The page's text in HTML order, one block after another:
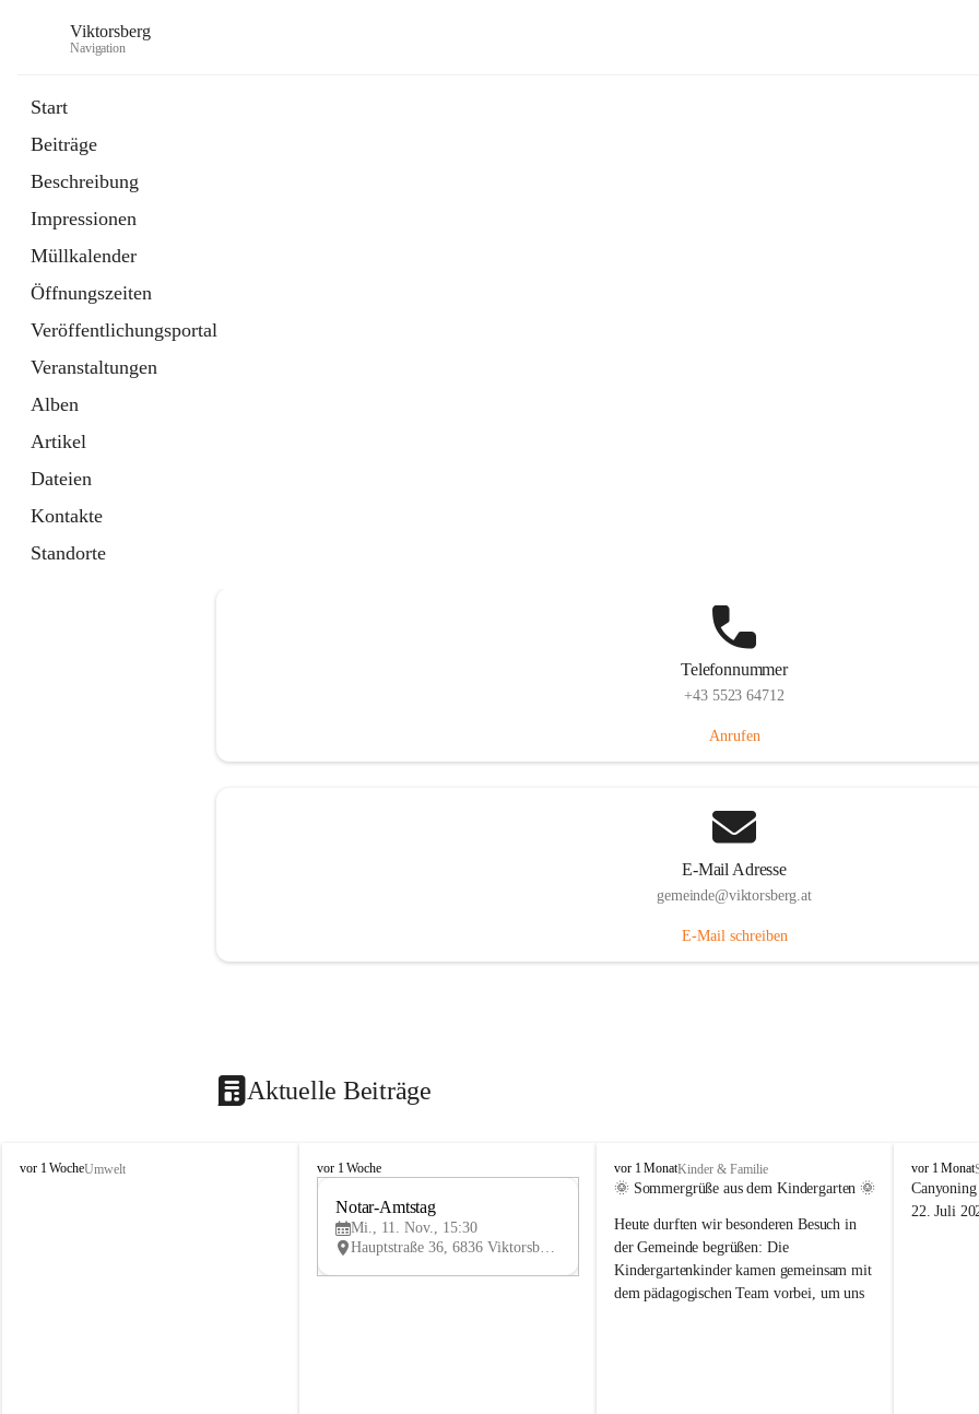
Viktorsberg
Navigation
Start
Beiträge
Beschreibung
Impressionen
Müllkalender
Öffnungszeiten
Veröffentlichungsportal
Veranstaltungen
Alben
Artikel
Dateien
Kontakte
Standorte
Telefonnummer
+43 5523 64712
Anrufen
E-Mail Adresse
gemeinde@viktorsberg.at
E-Mail schreiben
Aktuelle Beiträge
V
vor 1 WocheUmwelt
V
vor 1 Woche
V
Notar-Amtstag
Mi., 11. Nov., 15:30
Hauptstraße 36, 6836 Viktorsberg, AUT
V
i
t
o
r
s
vor 1 MonatKinder & Familie
🌞 Sommergrüße aus dem Kindergarten 🌞
Heute durften wir besonderen Besuch in
der Gemeinde begrüßen: Die
Kindergartenkinder kamen gemeinsam mit
dem pädagogischen Team vorbei, um uns
V
i
k
vor 1 Monat
22. Juli